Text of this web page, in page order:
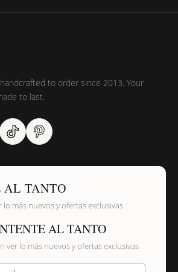
to order since 2013. Your
to last.
AL TANTO
lo más nuevos y ofertas exclusivas
AL TANTO
ver lo más nuevos y ofertas exclusivas